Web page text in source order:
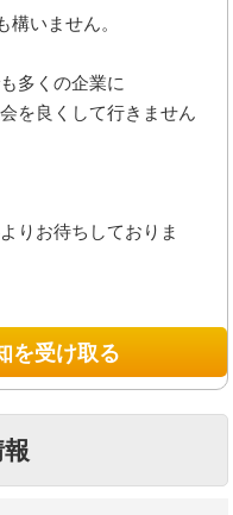
いません。
多くの企業に
を良くして行きません
りお待ちしておりま
を受け取る